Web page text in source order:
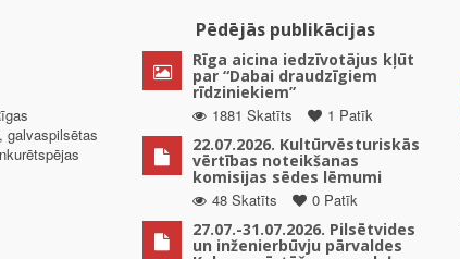
galvaspilsētas
Pēdējās publikācijas
Rīga aicina iedzīvotājus kļūt
par “Dabai draudzīgiem
rīdziniekiem”
1881 Skatīts
1 Patīk
22.07.2026. Kultūrvēsturiskās
vērtības noteikšanas
komisijas sēdes lēmumi
48 Skatīts
0 Patīk
27.07.-31.07.2026. Pilsētvides
un inženierbūvju pārvaldes